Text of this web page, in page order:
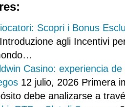
Scopri i Bonus
Introduzione agli Incentivi
Casino: experiencia
12 julio, 2026 Primera
debe analizarse a